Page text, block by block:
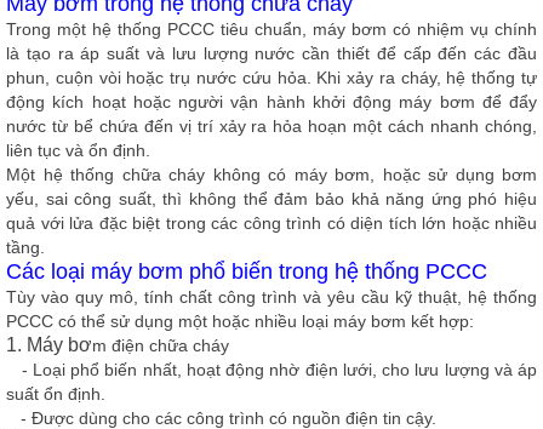
Trong một hệ thống PCCC tiêu chuẩn, máy bơm có nhiệm vụ chính
là tạo ra áp suất và lưu lượng nước cần thiết để cấp đến các đầu
phun, cuộn vòi hoặc trụ nước cứu hỏa. Khi xảy ra cháy, hệ thống tự
động kích hoạt hoặc người vận hành khởi động máy bơm để đẩy
nước từ bể chứa đến vị trí xảy ra hỏa hoạn một cách nhanh chóng,
liên tục và ổn định.
Một hệ thống chữa cháy không có máy bơm, hoặc sử dụng bơm
yếu, sai công suất, thì không thể đảm bảo khả năng ứng phó hiệu
quả với lửa đặc biệt trong các công trình có diện tích lớn hoặc nhiều
tầng.
Các loại máy bơm phổ biến trong hệ thống PCCC
Tùy vào quy mô, tính chất công trình và yêu cầu kỹ thuật, hệ thống
PCCC có thể sử dụng một hoặc nhiều loại máy bơm kết hợp:
1. Máy bơm điện chữa cháy
- Loại phổ biến nhất, hoạt động nhờ điện lưới, cho lưu lượng và áp
suất ổn định.
- Được dùng cho các công trình có nguồn điện tin cậy.